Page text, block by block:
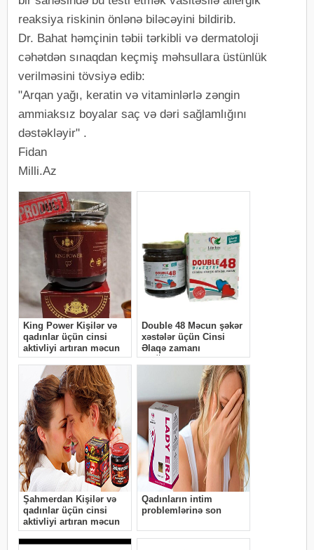
reaksiya riskinin önlənə biləcəyini bildirib.
Dr. Bahat həmçinin təbii tərkibli və dermatoloji
cəhətdən sınaqdan keçmiş məhsullara üstünlük
verilməsini tövsiyə edib:
"Arqan yağı, keratin və vitaminlərlə zəngin
ammiaksız boyalar saç və dəri sağlamlığını
dəstəkləyir" .
Fidan
Milli.Az